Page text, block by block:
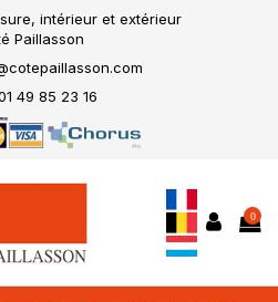
intérieur et extérieur
Paillasson
49 85 23 16
0